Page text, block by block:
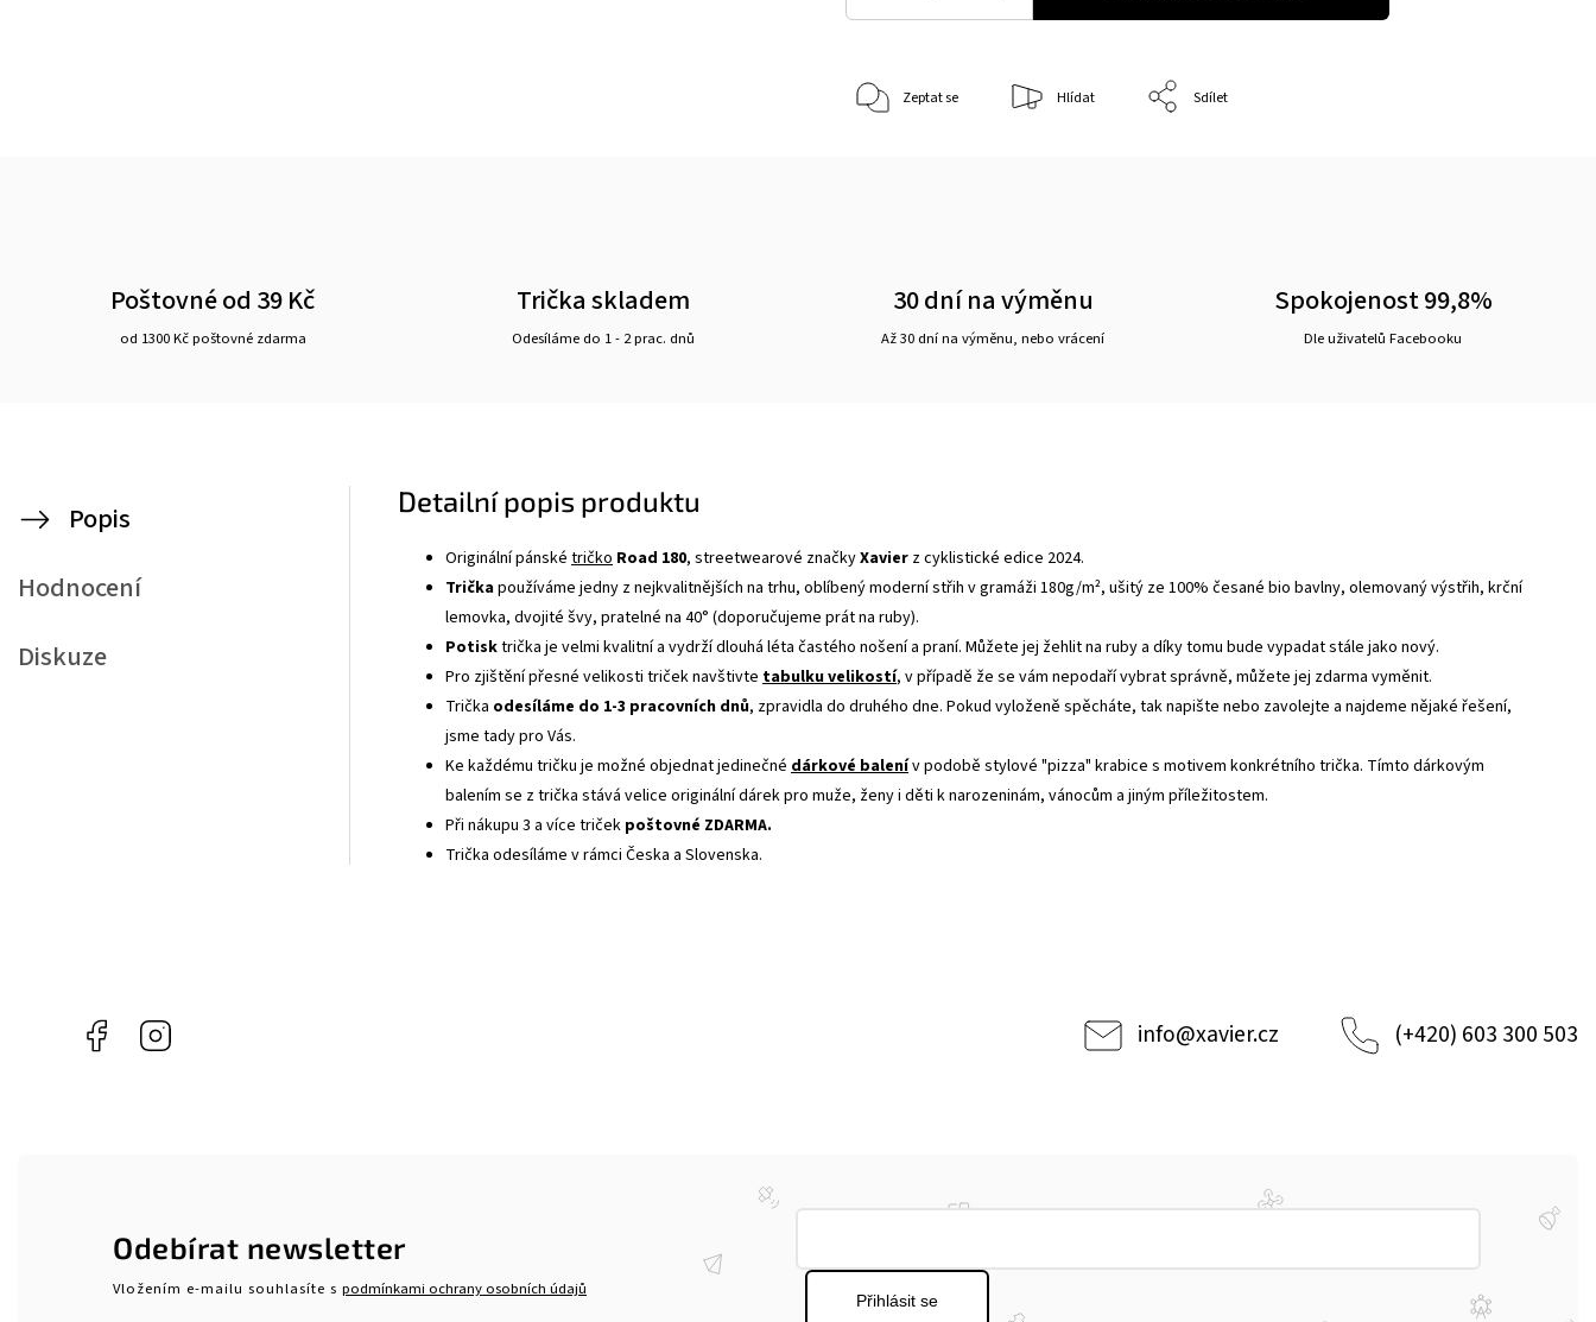
Zeptat se Hlídat Sdílet
Poštovné od 39 Kč
od 1300 Kč poštovné zdarma
Trička skladem
Odesíláme do 1 - 2 prac. dnů
30 dní na výměnu
Až 30 dní na výměnu, nebo vrácení
Spokojenost 99,8%
Dle uživatelů Facebooku
Popis
Hodnocení
Diskuze
Detailní popis produktu
Originální pánské tričko Road 180, streetwearové značkyXavier z cyklistické edice 2024.
Tričkapoužíváme jedny z nejkvalitnějších na trhu, oblíbený moderní střih v gramáži 180g/m², ušitý ze 100% česané bio bavlny, olemovaný výstřih, krční
lemovka, dvojité švy, pratelné na 40° (doporučujeme prát na ruby).
Potisktrička je velmi kvalitní a vydrží dlouhá léta častého nošení a praní. Můžete jej žehlit na ruby a díky tomu bude vypadat stále jako nový.
Pro zjištění přesné velikosti triček navštivte tabulku velikostí, v případě že se vám nepodaří vybrat správně, můžete jej zdarma vyměnit.
Trička odesíláme do 1-3 pracovních dnů, zpravidla do druhého dne. Pokud vyloženě spěcháte, tak napište nebo zavolejte a najdeme nějaké řešení,
jsme tady pro Vás.
Ke každému tričku je možné objednat jedinečné dárkové balenív podobě stylové "pizza" krabice s motivem konkrétního trička. Tímto dárkovým
balením se z trička stává velice originální dárek pro muže, ženy i děti k narozeninám, vánocům a jiným příležitostem.
Při nákupu 3 a více triček poštovné ZDARMA.
Trička odesíláme v rámci Česka a Slovenska.
Facebook info@xavier.cz (+420) 603 300 503
Odebírat newsletter
Vložením e-mailu souhlasíte s podmínkami ochrany osobních údajů
Přihlásit se